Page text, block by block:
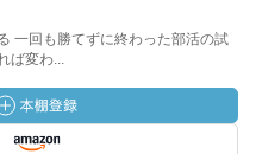
一回も勝てずに終わった部活の試
ば変わ...